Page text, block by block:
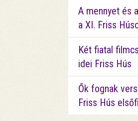
A mennyet és
a XI. Friss
Két fiatal
idei Friss Hús
Ők fognak
Friss Hús